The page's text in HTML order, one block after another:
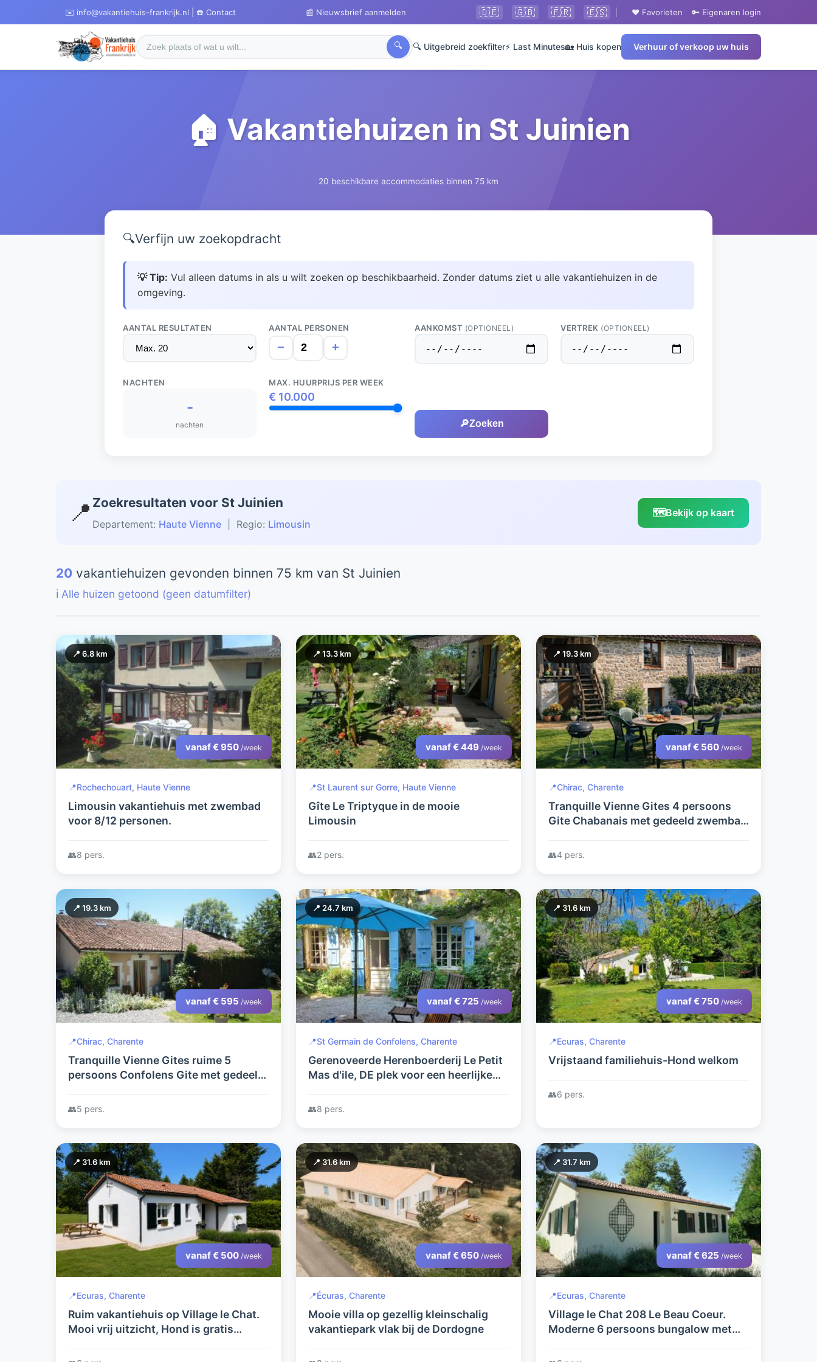
✉️ info@vakantiehuis-frankrijk.nl | ☎️ Contact 📰 Nieuwsbrief aanmelden 🇩🇪 🇬🇧 🇫🇷 🇪🇸 ❤️ Favorieten 🔑 Eigenaren login
🔍 🔍 Uitgebreid zoekfilter⚡ Last Minutes🏡 Huis kopen Verhuur of verkoop uw huis
🏠 Vakantiehuizen in St Juinien
20 beschikbare accommodaties binnen 75 km
🔍Verfijn uw zoekopdracht
💡 Tip: Vul alleen datums in als u wilt zoeken op beschikbaarheid. Zonder datums ziet u alle vakantiehuizen in de
omgeving.
AANTAL RESULTATEN AANTAL PERSONEN
− +
AANKOMST (OPTIONEEL) VERTREK (OPTIONEEL)
NACHTEN
-
nachten
MAX. HUURPRIJS PER WEEK
€ 10.000
🔎Zoeken
📍 Zoekresultaten voor St Juinien
Departement: Haute Vienne | Regio: Limousin
🗺️Bekijk op kaart
20 vakantiehuizen gevonden binnen 75 km van St Juinien
ℹ️ Alle huizen getoond (geen datumfilter)
📍 6.8 km
vanaf € 950 /week
📍Rochechouart, Haute Vienne
Limousin vakantiehuis met zwembad
voor 8/12 personen.
👥8 pers.
📍 13.3 km
vanaf € 449 /week
📍St Laurent sur Gorre, Haute Vienne
Gîte Le Triptyque in de mooie
Limousin
👥2 pers.
📍 19.3 km
vanaf € 560 /week
📍Chirac, Charente
Tranquille Vienne Gites 4 persoons
Gite Chabanais met gedeeld zwembad
bezienswaardigheden perfect voor
👥4 pers.
📍 19.3 km
vanaf € 595 /week
📍Chirac, Charente
Tranquille Vienne Gites ruime 5
persoons Confolens Gite met gedeeld
rust ruimte in de Charente .
👥5 pers.
📍 24.7 km
vanaf € 725 /week
📍St Germain de Confolens, Charente
Gerenoveerde Herenboerderij Le Petit
Mas d'ile, DE plek voor een heerlijke
👥8 pers.
📍 31.6 km
vanaf € 750 /week
📍Ecuras, Charente
Vrijstaand familiehuis-Hond welkom
👥6 pers.
📍 31.6 km
vanaf € 500 /week
📍Ecuras, Charente
Ruim vakantiehuis op Village le Chat.
Mooi vrij uitzicht, Hond is gratis
OOK AL VOOR 2027!
📍 31.6 km
vanaf € 650 /week
📍Écuras, Charente
Mooie villa op gezellig kleinschalig
vakantiepark vlak bij de Dordogne
📍 31.7 km
vanaf € 625 /week
📍Ecuras, Charente
Village le Chat 208 Le Beau Coeur.
Moderne 6 persoons bungalow met
Charente Dordogne